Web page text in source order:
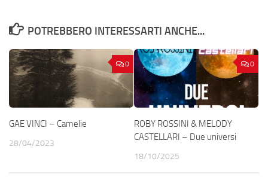
POTREBBERO INTERESSARTI ANCHE...
0
GAE VINCI – Camelie
28/04/2023
0
ROBY ROSSINI & MELODY
CASTELLARI – Due universi
18/10/2025